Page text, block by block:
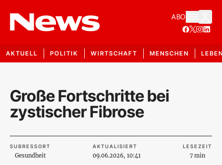
ABO
AKTUELL POLITIK WIRTSCHAFT MENSCHEN
Große Fortschritte bei
zystischer Fibrose
SUBRESSORT
Gesundheit
AKTUALISIERT
09.06.2026, 10:41
LESEZEIT
7 min